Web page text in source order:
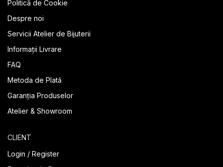
Politică de Cookie
Despre noi
Servicii Atelier de Bijuterii
Informații Livrare
FAQ
Metoda de Plată
Garanția Produselor
Atelier & Showroom
CLIENT
Login / Register